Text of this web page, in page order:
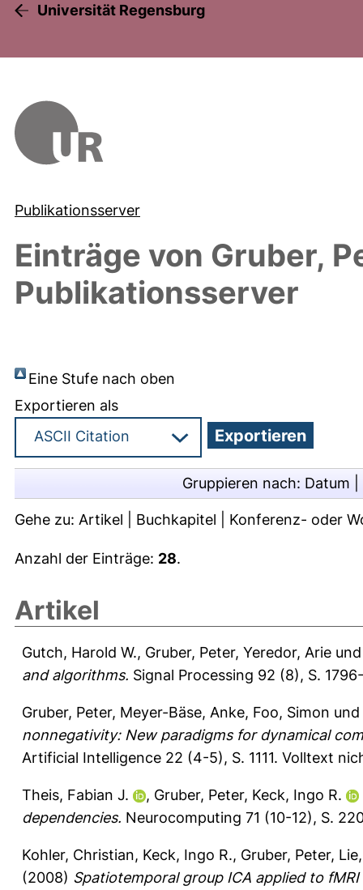
Universität Regensburg
Publikationsserver
Einträge von Gruber,
Publikationsserver
Eine Stufe nach oben
Exportieren als
Gruppieren nach: Datum
Gehe zu: Artikel Buchkapitel Konferenz- oder
Anzahl der Einträge: 28.
Artikel
Gutch, Harold W., Gruber, Peter, Yeredor, Arie
and algorithms. Signal Processing 92 (8), S.
Gruber, Peter, Meyer-Bäse, Anke, Foo, Simon und
nonnegativity: New paradigms for dynamical
Artificial Intelligence 22 (4-5), S. 1111. Volltext
Theis, Fabian J. , Gruber, Peter, Keck, Ingo R.
dependencies. Neurocomputing 71 (10-12), S.
Kohler, Christian, Keck, Ingo R., Gruber, Peter,
(2008) Spatiotemporal group ICA applied to